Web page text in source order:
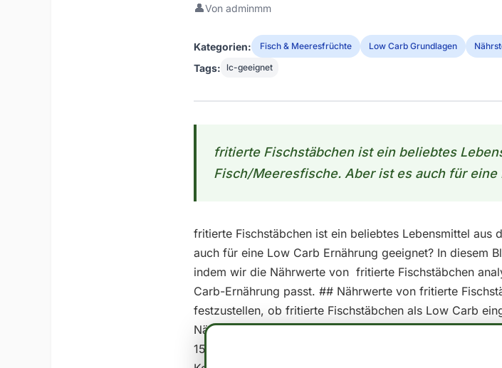
👤Von adminmm
Kategorien: Fisch & Meeresfrüchte Low Carb Grundlagen
Tags: lc-geeignet
fritierte Fischstäbchen ist ein beliebtes
Fisch/Meeresfische. Aber ist es auch für eine
fritierte Fischstäbchen ist ein beliebtes Lebensmittel
auch für eine Low Carb Ernährung geeignet? In diesem
indem wir die Nährwerte von fritierte Fischstäbchen
Carb-Ernährung passt. ## Nährwerte von fritierte
festzustellen, ob fritierte Fischstäbchen als Low Carb
Nährwerte pro 100g essbarer Anteil ansehen: -
15.5 In der Regel wird ein Lebensmittel als Low Carb